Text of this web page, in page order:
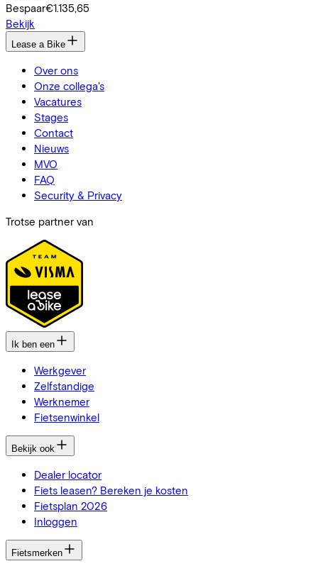
Bespaar€1.135,65
Bekijk
Lease a Bike
Over ons
Onze collega's
Vacatures
Stages
Contact
Nieuws
MVO
FAQ
Security & Privacy
Trotse partner van
Ik ben een
Werkgever
Zelfstandige
Werknemer
Fietsenwinkel
Bekijk ook
Dealer locator
Fiets leasen? Bereken je kosten
Fietsplan 2026
Inloggen
Fietsmerken